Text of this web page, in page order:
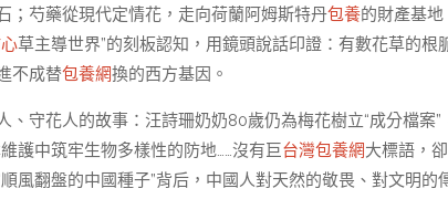
；芍藥從現代定情花，走向荷蘭阿姆斯特丹包養的財產基地
草主導世界”的刻板認知，用鏡頭說話印證：有數花草的根
不成替包養網換的西方基因。
守花人的故事：汪詩珊奶奶80歲仍為梅花樹立“成分檔案”
護中筑牢生物多樣性的防地……沒有巨台灣包養網大標語，
風翻盤的中國種子”背后，中國人對天然的敬畏、對文明的